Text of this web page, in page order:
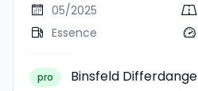
05/2025
Essence
pro Binsfeld Differdange